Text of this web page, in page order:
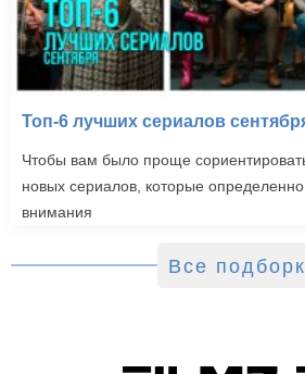
Топ-6 лучших сериалов
Чтобы вам было проще
новых сериалов, которые
внимания
Все